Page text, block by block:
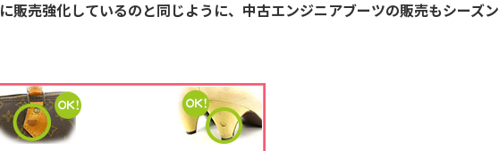
に販売強化しているのと同じように、中古エンジニアブーツの販売もシーズン